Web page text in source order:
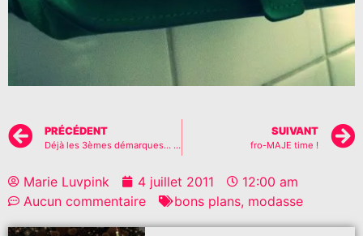
PRÉCÉDENT
Déjà les 3èmes démarques… A l’attaque!!
SUIVANT
fro-MAJE time !
Marie Luvpink 4 juillet 2011
12:00 am
Aucun commentaire
bons plans, modasse